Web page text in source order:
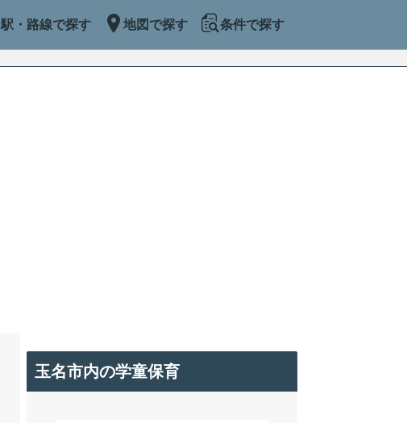
駅・路線で探す 地図で探す 条件で探す
玉名市内の学童保育